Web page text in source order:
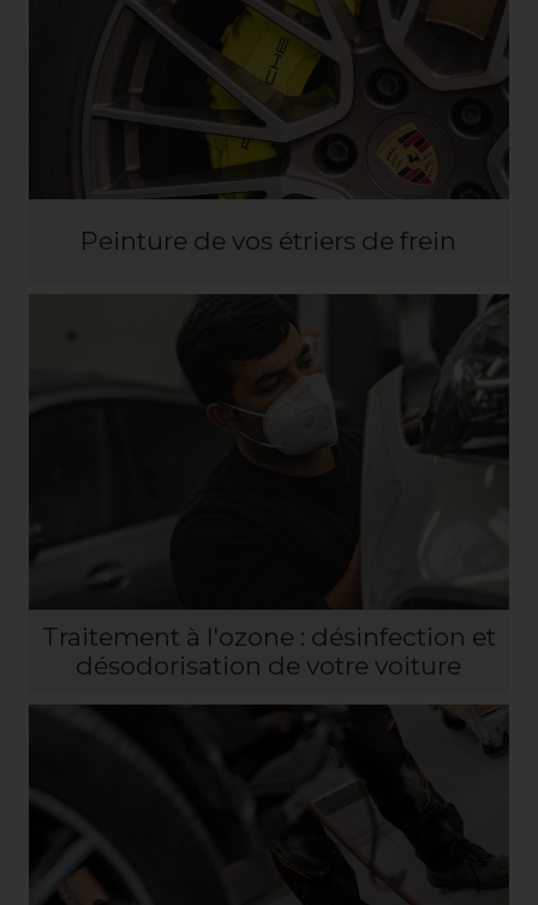
Peinture de vos étriers de frein
Traitement à l'ozone : désinfection et
désodorisation de votre voiture